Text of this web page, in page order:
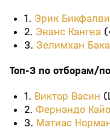
1. Эрик Бикфалви
2. Эванс Кангва
3. Зелимхан
Топ-3 по отборам/
1. Виктор Васин
2. Фернандо Кайо
3. Матиас